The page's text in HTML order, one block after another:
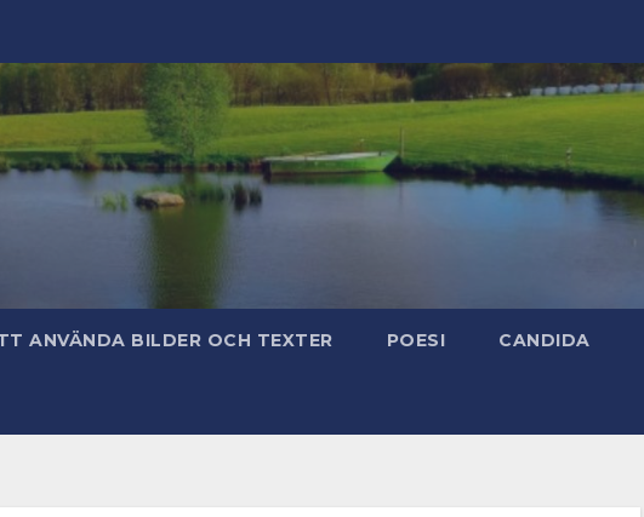
ANVÄNDA BILDER OCH TEXTER POESI CANDIDA